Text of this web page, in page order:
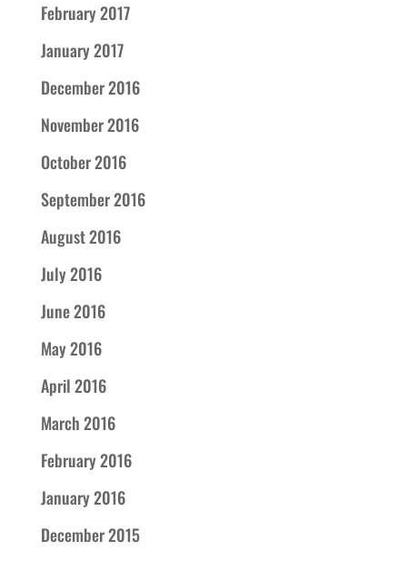
February 2017
January 2017
December 2016
November 2016
October 2016
September 2016
August 2016
July 2016
June 2016
May 2016
April 2016
March 2016
February 2016
January 2016
December 2015